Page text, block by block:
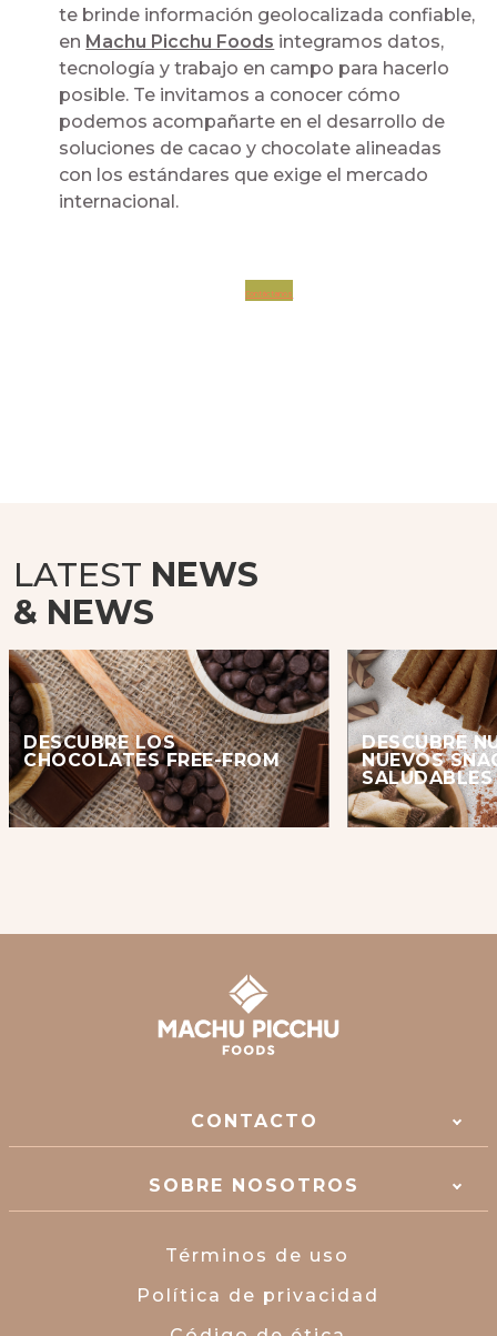
te brinde información geolocalizada confiable,
en Machu Picchu Foods integramos datos,
tecnología y trabajo en campo para hacerlo
posible. Te invitamos a conocer cómo
podemos acompañarte en el desarrollo de
soluciones de cacao y chocolate alineadas
con los estándares que exige el mercado
internacional.
Contáctanos
LATEST NEWS
& NEWS
DESCUBRE LOS
CHOCOLATES FREE-FROM
DESCUBRE
NUEVOS
SALUDABLES
CONTACTO
SOBRE NOSOTROS
Términos de uso
Política de privacidad